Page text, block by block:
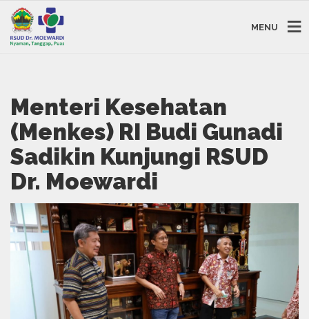
MENU
Menteri Kesehatan
(Menkes) RI Budi Gunadi
Sadikin Kunjungi RSUD
Dr. Moewardi